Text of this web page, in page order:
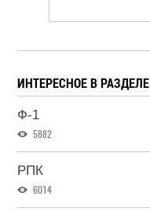
ИНТЕРЕСНОЕ В РАЗДЕЛЕ
Ф-1
5882
РПК
6014